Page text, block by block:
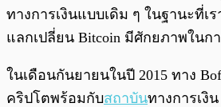
ทางการเงินแบบเดิม ๆ ในฐานะที่เ
แลกเปลี่ยน Bitcoin มีศักยภาพในก
ในเดือนกันยายนในปี 2015 ทาง
คริปโตพร้อมกับสถาบันทางการเงิ